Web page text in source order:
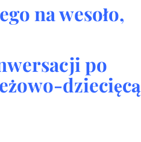
na wesoło,
po
dziecięcą